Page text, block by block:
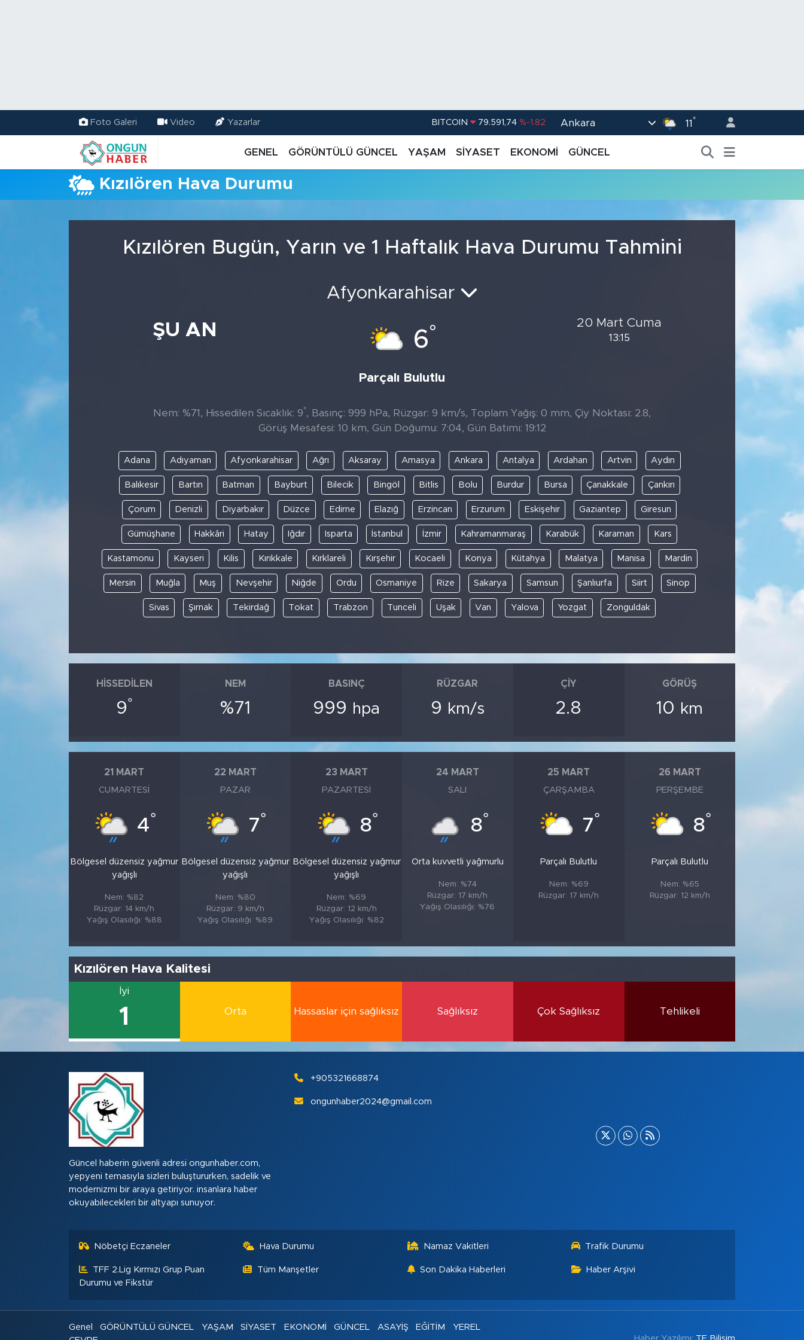
Foto Galeri Video Yazarlar BITCOIN 79.591,74 %-1.82 Ankara 11 °
GENEL GÖRÜNTÜLÜ GÜNCEL YAŞAM SİYASET EKONOMİ GÜNCEL
Kızılören Hava Durumu
Kızılören Bugün, Yarın ve 1 Haftalık Hava Durumu Tahmini
ŞU AN
Afyonkarahisar
6°
Parçalı Bulutlu
20 Mart Cuma
13:15
Nem: %71, Hissedilen Sıcaklık: 9°, Basınç: 999 hPa, Rüzgar: 9 km/s, Toplam Yağış: 0 mm, Çiy Noktası: 2.8,
Görüş Mesafesi: 10 km, Gün Doğumu: 7:04, Gün Batımı: 19:12
Adana Adıyaman Afyonkarahisar Ağrı Aksaray Amasya Ankara Antalya Ardahan Artvin Aydın
Balıkesir Bartın Batman Bayburt Bilecik Bingöl Bitlis Bolu Burdur Bursa Çanakkale Çankırı
Çorum Denizli Diyarbakır Düzce Edirne Elazığ Erzincan Erzurum Eskişehir Gaziantep Giresun
Gümüşhane Hakkâri Hatay Iğdır Isparta İstanbul İzmir Kahramanmaraş Karabük Karaman Kars
Kastamonu Kayseri Kilis Kırıkkale Kırklareli Kırşehir Kocaeli Konya Kütahya Malatya Manisa Mardin
Mersin Muğla Muş Nevşehir Niğde Ordu Osmaniye Rize Sakarya Samsun Şanlıurfa Siirt Sinop
Sivas Şırnak Tekirdağ Tokat Trabzon Tunceli Uşak Van Yalova Yozgat Zonguldak
HISSEDILEN
9°
NEM
%71
BASINÇ
999 hpa
RÜZGAR
9 km/s
ÇIY
2.8
GÖRÜŞ
10 km
21 MART
CUMARTESI
4°
Bölgesel düzensiz yağmur
yağışlı
Nem: %82
Rüzgar: 14 km/h
Yağış Olasılığı: %88
22 MART
PAZAR
7°
Bölgesel düzensiz yağmur
yağışlı
Nem: %80
Rüzgar: 9 km/h
Yağış Olasılığı: %89
23 MART
PAZARTESI
8°
Bölgesel düzensiz yağmur
yağışlı
Nem: %69
Rüzgar: 12 km/h
Yağış Olasılığı: %82
24 MART
SALI
8°
Orta kuvvetli yağmurlu
Nem: %74
Rüzgar: 17 km/h
Yağış Olasılığı: %76
25 MART
ÇARŞAMBA
7°
Parçalı Bulutlu
Nem: %69
Rüzgar: 17 km/h
26 MART
PERŞEMBE
8°
Parçalı Bulutlu
Nem: %65
Rüzgar: 12 km/h
Kızılören Hava Kalitesi
İyi
1 Orta Hassaslar için sağlıksız Sağlıksız Çok Sağlıksız Tehlikeli
Güncel haberin güvenli adresi ongunhaber.com,
yepyeni temasıyla sizleri buluştururken, sadelik ve
modernizmi bir araya getiriyor. insanlara haber
okuyabilecekleri bir altyapı sunuyor.
+905321668874
ongunhaber2024@gmail.com
Nöbetçi Eczaneler Hava Durumu Namaz Vakitleri Trafik Durumu
TFF 2.Lig Kırmızı Grup Puan
Durumu ve Fikstür
Tüm Manşetler Son Dakika Haberleri Haber Arşivi
Genel GÖRÜNTÜLÜ GÜNCEL YAŞAM SİYASET EKONOMİ GÜNCEL ASAYİŞ EĞİTİM
YEREL
Trafik Durumu
TFF 2.Lig Kırmızı Grup Puan Durumu ve Fikstür
Tüm Manşetler